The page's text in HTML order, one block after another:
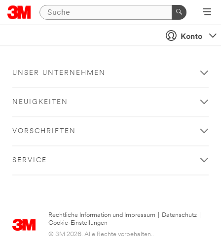
Konto
UNSER UNTERNEHMEN
NEUIGKEITEN
VORSCHRIFTEN
SERVICE
Rechtliche Information und Impressum Datenschutz
Cookie-Einstellungen
© 3M 2026. Alle Rechte vorbehalten..